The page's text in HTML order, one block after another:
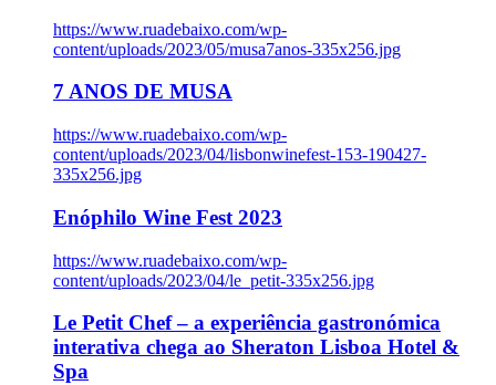
https://www.ruadebaixo.com/wp-
content/uploads/2023/05/musa7anos-335x256.jpg
7 ANOS DE MUSA
https://www.ruadebaixo.com/wp-
content/uploads/2023/04/lisbonwinefest-153-190427-
335x256.jpg
Enóphilo Wine Fest 2023
https://www.ruadebaixo.com/wp-
content/uploads/2023/04/le_petit-335x256.jpg
Le Petit Chef – a experiência gastronómica
interativa chega ao Sheraton Lisboa Hotel &
Spa